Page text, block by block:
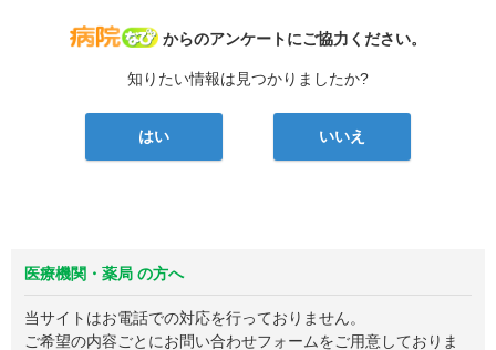
病院なび
からのアンケートにご協力ください。
知りたい情報は見つかりましたか?
はい いいえ
医療機関・薬局 の方へ
当サイトはお電話での対応を行っておりません。
ご希望の内容ごとにお問い合わせフォームをご用意しておりま